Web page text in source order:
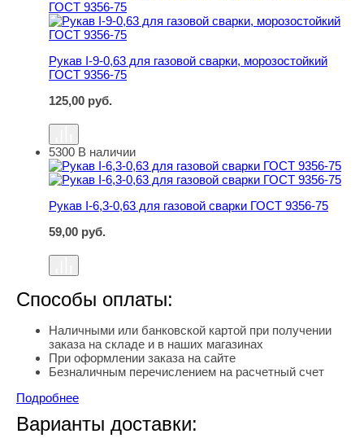
Рукав I-9-0,63 для газовой сварки, морозостойкий
ГОСТ 9356-75
125,00 руб.
Рукав I-6,3-0,63 для газовой сварки ГОСТ 9356-75
5300 В наличии
Рукав I-6,3-0,63 для газовой сварки ГОСТ 9356-75
59,00 руб.
Способы оплаты:
Наличными или банковской картой при получении
заказа на складе и в наших магазинах
При оформлении заказа на сайте
Безналичным перечислением на расчетный счет
Подробнее
Варианты доставки: